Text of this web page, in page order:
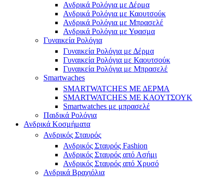
Ανδρικά Ρολόγια με Δέρμα
Ανδρικά Ρολόγια με Καουτσούκ
Ανδρικά Ρολόγια με Μπρασελέ
Ανδρικά Ρολόγια με Υφασμα
Γυναικεία Ρολόγια
Γυναικεία Ρολόγια με Δέρμα
Γυναικεία Ρολόγια με Καουτσούκ
Γυναικεία Ρολόγια με Μπρασελέ
Smartwaches
SMARTWATCHES ΜΕ ΔΕΡΜΑ
SMARTWATCHES ΜΕ ΚΑΟΥΤΣΟΥΚ
Smartwatches με μπρασελέ
Παιδικά Ρολόγια
Ανδρικά Κοσμήματα
Ανδρικός Σταυρός
Ανδρικός Σταυρός Fashion
Ανδρικός Σταυρός από Ασήμι
Ανδρικός Σταυρός από Χρυσό
Ανδρικά Βραχιόλια